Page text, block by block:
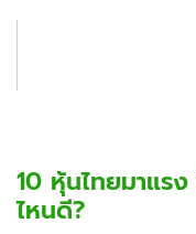
10 หุ้นไทยมาแร
ไหนดี?